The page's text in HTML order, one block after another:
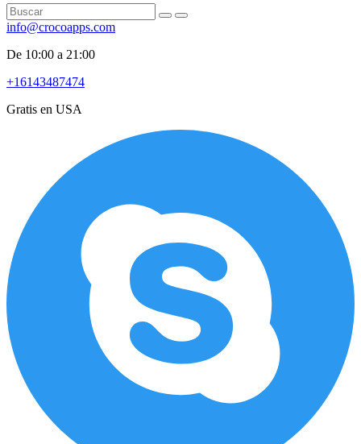
info@crocoapps.com
De 10:00 a 21:00
+16143487474
Gratis en USA